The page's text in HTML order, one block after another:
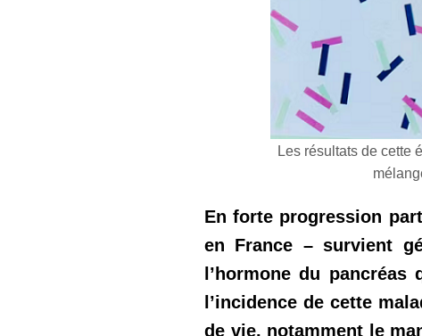
Les résultats de cette
En forte progression
en France – survient
l’hormone du
l’incidence de cette
de vie, notamment le